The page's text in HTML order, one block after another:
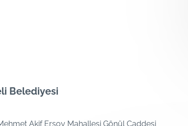
Belediyesi
Akif Ersoy Mahallesi Gönül Caddesi